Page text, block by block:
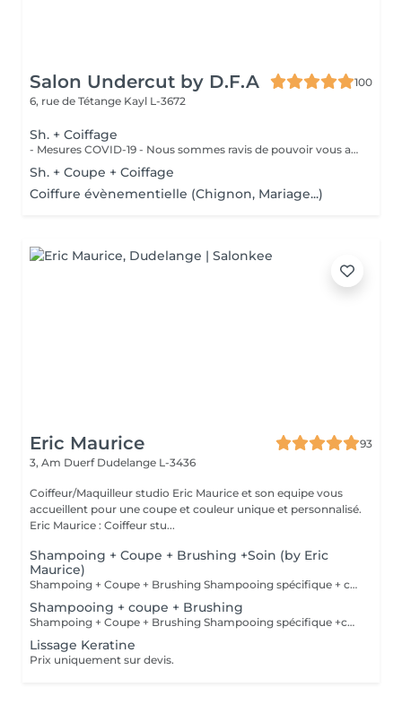
Salon Undercut by D.F.A
100
6, rue de Tétange Kayl L-3672
Sh. + Coiffage
- Mesures COVID-19 - Nous sommes ravis de pouvoir vous accueillir à partir du 11 mai 2020 . Dans la mesure du possible : - Réserver un jour et un créneau en semaine si vous n'avez pas de contrainte pro./perso. - Venir seul aux rendez-vous - Se présenter au salon à l'heure prévue - Porter un masque et des gants - Respecter la distanciation - Prévoyez une boisson et de la lecture si besoin - Privilégier les modes de paiements sans contact Un grand merci d'avance pour votre compréhension. Au plaisir de vous revoir très vite.
Sh. + Coupe + Coiffage
Coiffure évènementielle (Chignon, Mariage...)
Eric Maurice
93
3, Am Duerf Dudelange L-3436
Coiffeur/Maquilleur studio Eric Maurice et son equipe vous
accueillent pour une coupe et couleur unique et personnalisé.
Eric Maurice : Coiffeur stu...
Shampoing + Coupe + Brushing +Soin (by Eric
Maurice)
Shampoing + Coupe + Brushing Shampooing spécifique + conditionner offert
Shampooing + coupe + Brushing
Shampoing + Coupe + Brushing Shampooing spécifique +conditionner offert
Lissage Keratine
Prix uniquement sur devis.